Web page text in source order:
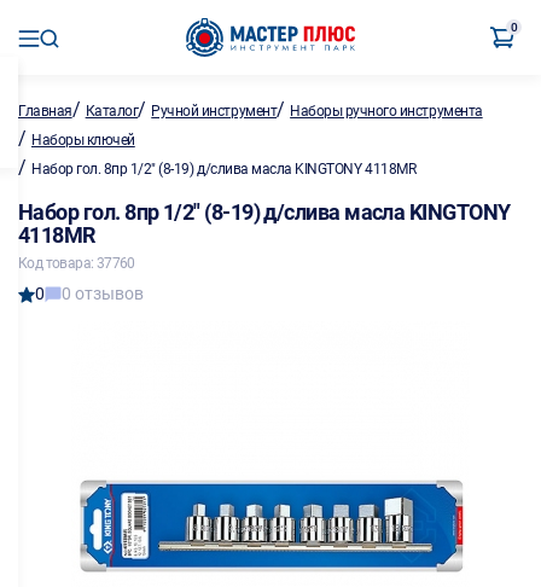
0
Главная/ Каталог/ Ручной инструмент/ Наборы ручного инструмента
/ Наборы ключей
/ Набор гол. 8пр 1/2" (8-19) д/слива масла KINGTONY 4118MR
Набор гол. 8пр 1/2" (8-19) д/слива масла KINGTONY
4118MR
Код товара: 37760
0 0 отзывов